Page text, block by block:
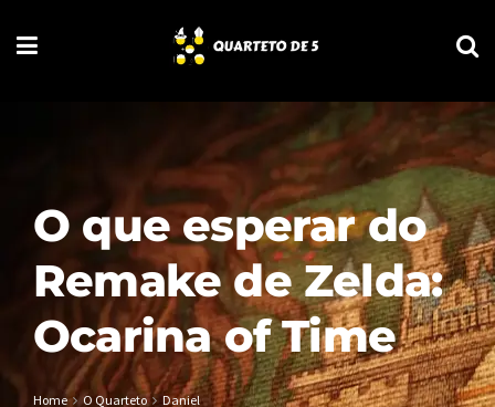
O que esperar do
Remake de Zelda:
Ocarina of Time
Home O Quarteto Daniel